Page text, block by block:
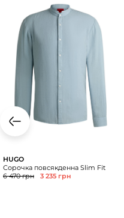
HUGO
Сорочка повсякденна Slim Fit
6 470 грн
3 235 грн